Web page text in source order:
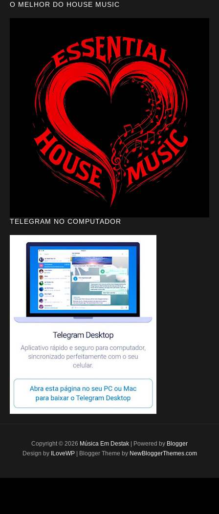
O MELHOR DO HOUSE MUSIC
TELEGRAM NO COMPUTADOR
Copyright © 2026 Música Em Destak | Powered by Blogger
Design by ILoveWP| Blogger Theme by NewBloggerThemes.com